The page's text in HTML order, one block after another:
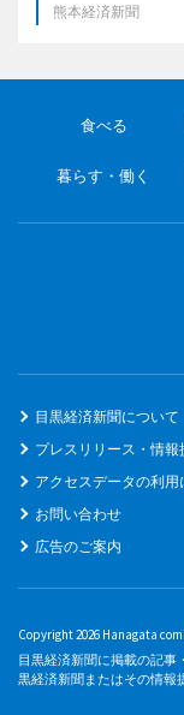
熊本経済新聞
食べる
暮らす・働く
目黒経済新聞について
プレスリリース・情報
アクセスデータの利用
お問い合わせ
広告のご案内
Copyright 2026 Hanagata
目黒経済新聞に掲載の記事
黒経済新聞またはその情報